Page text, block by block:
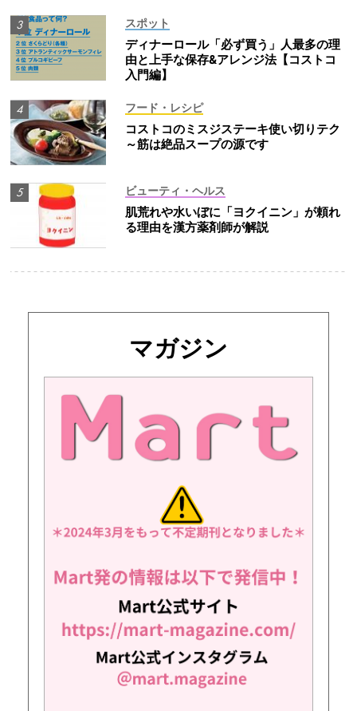
スポット
ディナーロール「必ず買う」人最多の理
由と上手な保存&アレンジ法【コストコ
入門編】
フード・レシピ
コストコのミスジステーキ使い切りテク
～筋は絶品スープの源です
ビューティ・ヘルス
肌荒れや水いぼに「ヨクイニン」が頼れ
る理由を漢方薬剤師が解説
マガジン